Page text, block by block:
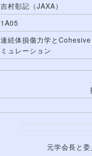
吉村彰記（JAXA）
1A05
連続体損傷力学と
ミュレーション
元学会長と